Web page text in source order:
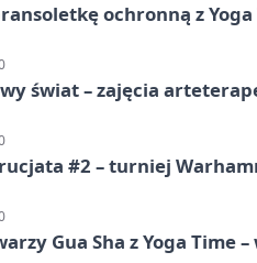
ochronną z
świat – zajęcia
#2 – turniej
Gua Sha z Yoga Time